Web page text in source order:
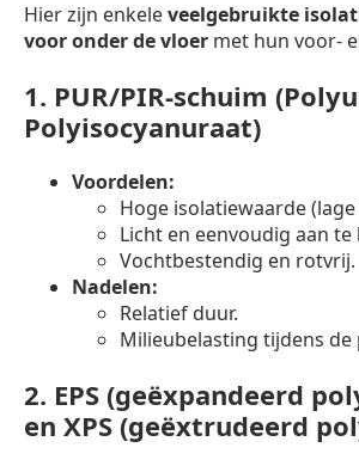
Hier zijn enkeleveelgebruikte
voor onder de vloer met hun voor-
1. PUR/PIR-schuim
Polyisocyanuraat)
Voordelen:
Hoge isolatiewaarde
Licht en eenvoudig aan te
Vochtbestendig en rotvrij.
Nadelen:
Relatief duur.
Milieubelasting tijdens de
2. EPS (geëxpandeerd
en XPS (geëxtrudeerd